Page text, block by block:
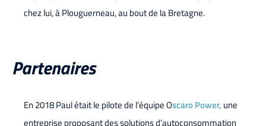
chez lui, à Plouguerneau, au bout de la Bretagne.
Partenaires
En 2018 Paul était le pilote de l’équipe Oscaro Power, une
entreprise proposant des solutions d’autoconsommation